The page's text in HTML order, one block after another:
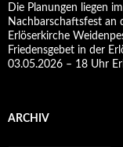
Die Planungen liegen
Nachbarschaftsfest an
Erlöserkirche
Friedensgebet in der
03.05.2026 – 18 Uhr
ARCHIV